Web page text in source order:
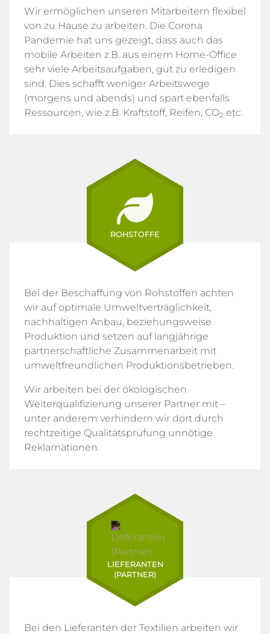
Wir ermöglichen unseren Mitarbeitern flexibel
von zu Hause zu arbeiten. Die Corona
Pandemie hat uns gezeigt, dass auch das
mobile Arbeiten z.B. aus einem Home-Office
sehr viele Arbeitsaufgaben, gut zu erledigen
sind. Dies schafft weniger Arbeitswege
(morgens und abends) und spart ebenfalls
Ressourcen, wie z.B. Kraftstoff, Reifen, CO2 etc.
ROHSTOFFE
Bei der Beschaffung von Rohstoffen achten
wir auf optimale Umweltverträglichkeit,
nachhaltigen Anbau, beziehungsweise
Produktion und setzen auf langjährige
partnerschaftliche Zusammenarbeit mit
umweltfreundlichen Produktionsbetrieben.
Wir arbeiten bei der ökologischen
Weiterqualifizierung unserer Partner mit –
unter anderem verhindern wir dort durch
rechtzeitige Qualitätsprüfung unnötige
Reklamationen.
LIEFERANTEN
(PARTNER)
Bei den Lieferanten der Textilien arbeiten wir